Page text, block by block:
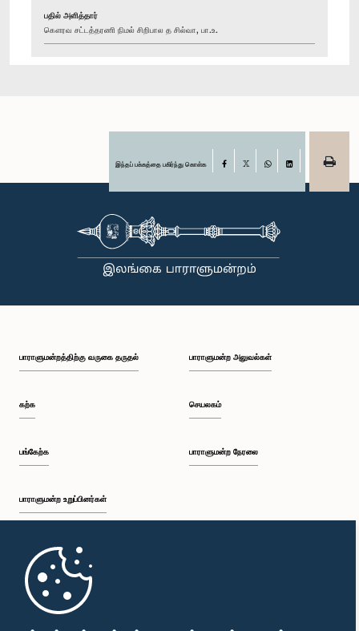
பதில் அளித்தார்
கௌரவ சட்டத்தரணி நிமல் சிறிபால த சில்வா, பா.உ.
இந்தப் பக்கத்தை பகிர்ந்து கொள்க Facebook
பாராளுமன்றத்திற்கு வருகை தருதல்
கற்க
பங்கேற்க
பாராளுமன்ற உறுப்பினர்கள்
முதற்பக்கம்
பாராளுமன்ற அலுவல்கள்
செயலகம்
பாராளுமன்ற நேரலை
பாராளுமன்ற கையடக்க செயலி